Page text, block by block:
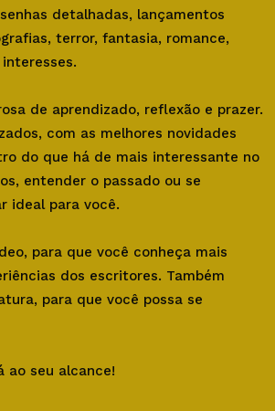
detalhadas, lançamentos
terror, fantasia, romance,
de aprendizado, reflexão e prazer.
com as melhores novidades
do que há de mais interessante no
entender o passado ou se
ideal para você.
para que você conheça mais
dos escritores. Também
para que você possa se
ao seu alcance!